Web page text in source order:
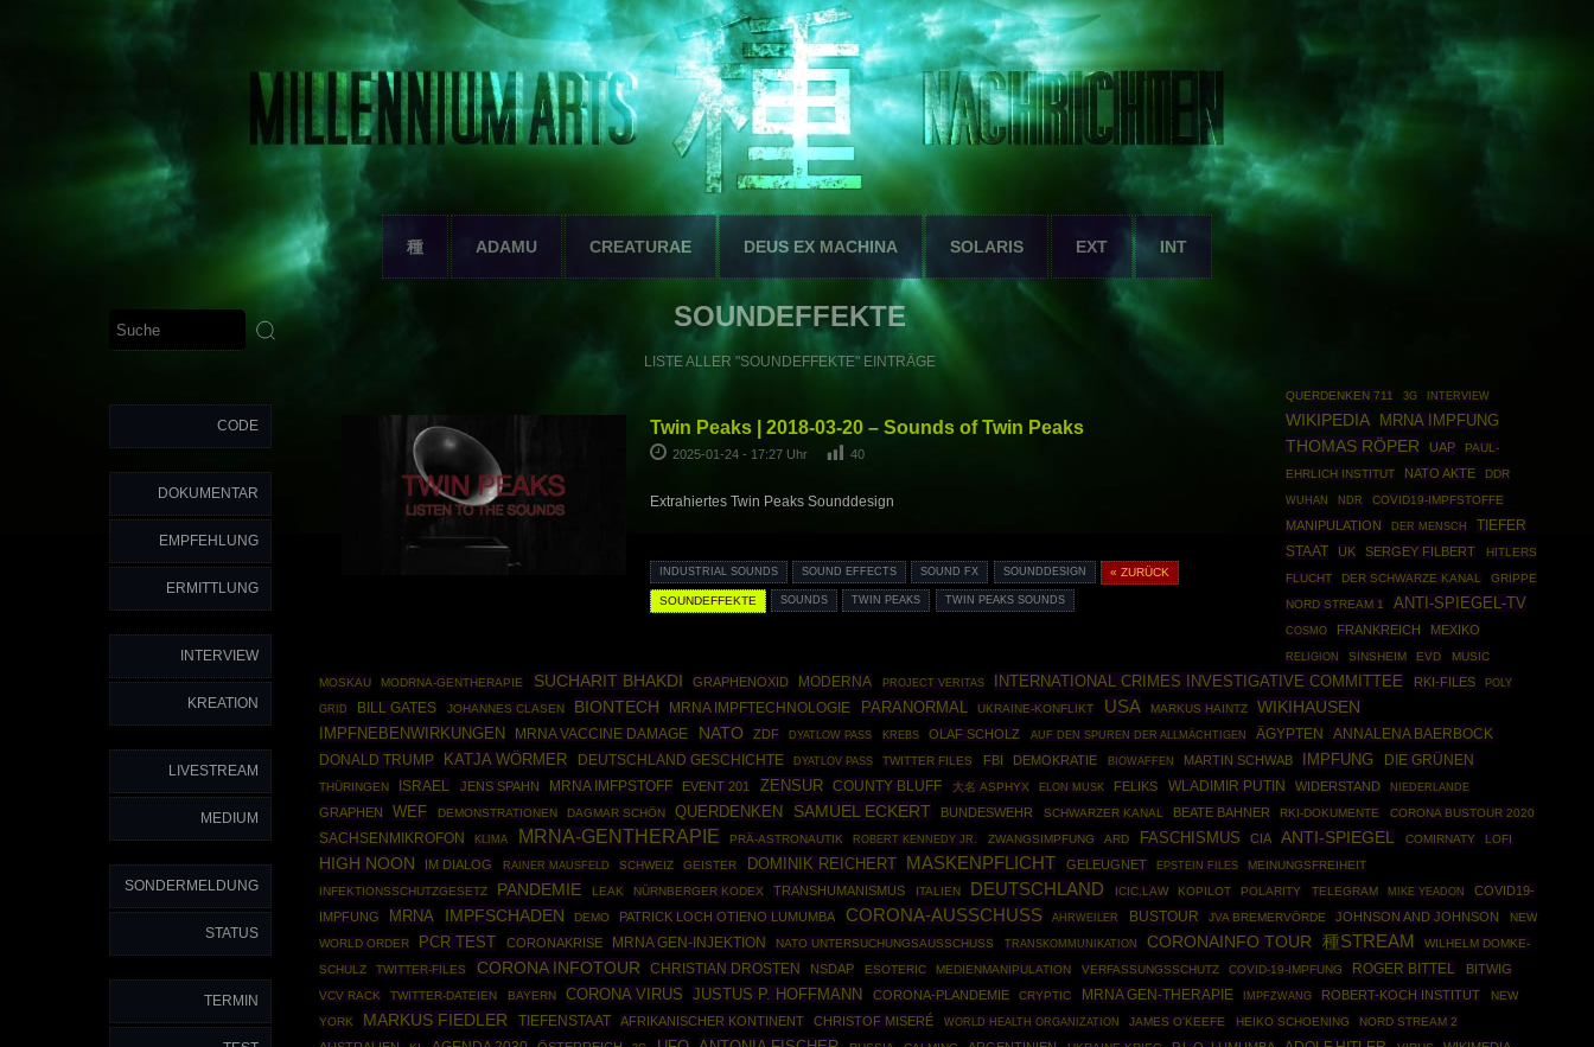
種 ADAMU CREATURAE DEUS EX MACHINA SOLARIS EXT INT
CODE
DOKUMENTAR
EMPFEHLUNG
ERMITTLUNG
INTERVIEW
KREATION
LIVESTREAM
MEDIUM
SONDERMELDUNG
STATUS
TERMIN
SOUNDEFFEKTE
LISTE ALLER "SOUNDEFFEKTE" EINTRÄGE
Twin Peaks | 2018-03-20 – Sounds of Twin Peaks
2025-01-24 - 17:27 Uhr 40
Extrahiertes Twin Peaks Sounddesign
INDUSTRIAL SOUNDS SOUND EFFECTS SOUND FX SOUNDDESIGN « ZURÜCK
SOUNDEFFEKTE SOUNDS TWIN PEAKS TWIN PEAKS SOUNDS
QUERDENKEN 711 3G INTERVIEW
WIKIPEDIA MRNA IMPFUNG
THOMAS RÖPER UAP
PAUL-
EHRLICH INSTITUT
NATO AKTE DDR
WUHAN NDR COVID19-IMPFSTOFFE
MANIPULATION DER MENSCH
TIEFER
STAAT
UK SERGEY FILBERT
HITLERS
FLUCHT
DER SCHWARZE KANAL
GRIPPE
NORD STREAM 1
ANTI-SPIEGEL-TV
COSMO FRANKREICH MEXIKO
RELIGION SINSHEIM EVD
MUSIC
MOSKAU
MODRNA-GENTHERAPIE SUCHARIT BHAKDI GRAPHENOXID MODERNA PROJECT VERITAS INTERNATIONAL CRIMES INVESTIGATIVE COMMITTEE RKI-FILES
POLY
GRID
BILL GATES JOHANNES CLASEN BIONTECH MRNA IMPFTECHNOLOGIE PARANORMAL UKRAINE-KONFLIKT USA MARKUS HAINTZ WIKIHAUSEN
IMPFNEBENWIRKUNGEN MRNA VACCINE DAMAGE NATO ZDF DYATLOW PASS KREBS OLAF SCHOLZ AUF DEN SPUREN DER ALLMÄCHTIGEN ÄGYPTEN
ANNALENA BAERBOCK
DONALD TRUMP
KATJA WÖRMER DEUTSCHLAND GESCHICHTE DYATLOV PASS TWITTER FILES FBI DEMOKRATIE BIOWAFFEN MARTIN SCHWAB IMPFUNG DIE GRÜNEN
THÜRINGEN ISRAEL JENS SPAHN MRNA IMFPSTOFF EVENT 201 ZENSUR COUNTY BLUFF 大名 ASPHYX ELON MUSK FELIKS WLADIMIR PUTIN WIDERSTAND NIEDERLANDE
GRAPHEN WEF DEMONSTRATIONEN DAGMAR SCHÖN QUERDENKEN SAMUEL ECKERT BUNDESWEHR SCHWARZER KANAL BEATE BAHNER RKI-DOKUMENTE CORONA BUSTOUR 2020
SACHSENMIKROFON KLIMA MRNA-GENTHERAPIE PRÄ-ASTRONAUTIK ROBERT KENNEDY JR. ZWANGSIMPFUNG ARD FASCHISMUS CIA ANTI-SPIEGEL COMIRNATY LOFI
HIGH NOON IM DIALOG RAINER MAUSFELD SCHWEIZ GEISTER DOMINIK REICHERT MASKENPFLICHT GELEUGNET EPSTEIN FILES
MEINUNGSFREIHEIT
INFEKTIONSSCHUTZGESETZ
PANDEMIE LEAK NÜRNBERGER KODEX TRANSHUMANISMUS ITALIEN DEUTSCHLAND ICIC.LAW KOPILOT POLARITY TELEGRAM MIKE YEADON
COVID19-
IMPFUNG
MRNA IMPFSCHADEN DEMO PATRICK LOCH OTIENO LUMUMBA CORONA-AUSSCHUSS AHRWEILER BUSTOUR JVA BREMERVÖRDE JOHNSON AND JOHNSON
NEW
WORLD ORDER
PCR TEST CORONAKRISE MRNA GEN-INJEKTION NATO UNTERSUCHUNGSAUSSCHUSS TRANSKOMMUNIKATION CORONAINFO TOUR 種STREAM
WILHELM DOMKE-
SCHULZ
TWITTER-FILES CORONA INFOTOUR CHRISTIAN DROSTEN NSDAP ESOTERIC MEDIENMANIPULATION VERFASSUNGSSCHUTZ COVID-19-IMPFUNG ROGER BITTEL BITWIG
VCV RACK TWITTER-DATEIEN BAYERN CORONA VIRUS JUSTUS P. HOFFMANN CORONA-PLANDEMIE CRYPTIC MRNA GEN-THERAPIE IMPFZWANG ROBERT-KOCH INSTITUT
NEW
YORK
MARKUS FIEDLER TIEFENSTAAT AFRIKANISCHER KONTINENT CHRISTOF MISERÉ WORLD HEALTH ORGANIZATION JAMES O'KEEFE HEIKO SCHOENING NORD STREAM 2